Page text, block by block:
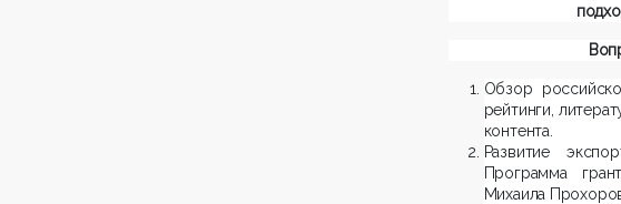
Обзор
рейтинги,
контента.
Развитие
Программа
Михаила